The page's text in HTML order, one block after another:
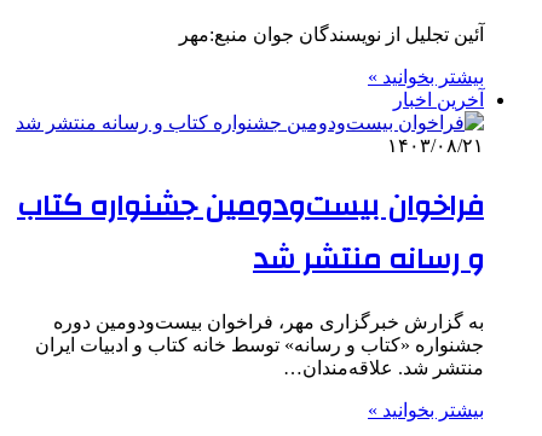
آئین تجلیل از نویسندگان جوان منبع:مهر
بیشتر بخوانید »
آخرین اخبار
۱۴۰۳/۰۸/۲۱
فراخوان بیست‌ودومین جشنواره کتاب
و رسانه منتشر شد
به گزارش خبرگزاری مهر، فراخوان بیست‌ودومین دوره
جشنواره «کتاب و رسانه» توسط خانه کتاب و ادبیات ایران
منتشر شد. علاقه‌مندان…
بیشتر بخوانید »